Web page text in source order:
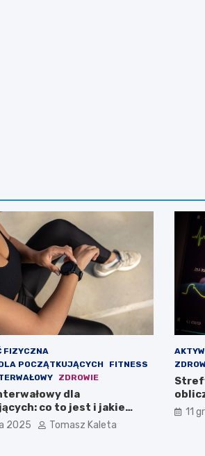
FIZYCZNA
POCZĄTKUJĄCYCH
FITNESS
ZDROWIE
dla
co to jest i jakie
2025 Tomasz Kaleta
11